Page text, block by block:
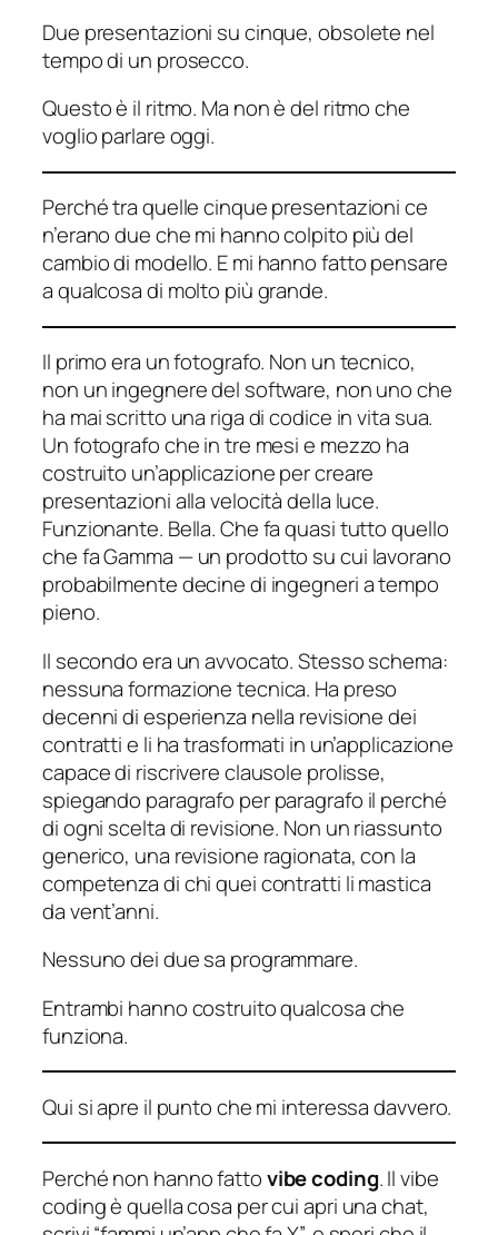
Due presentazioni su cinque, obsolete nel
tempo di un prosecco.
Questo è il ritmo. Ma non è del ritmo che
voglio parlare oggi.
Perché tra quelle cinque presentazioni ce
n’erano due che mi hanno colpito più del
cambio di modello. E mi hanno fatto pensare
a qualcosa di molto più grande.
Il primo era un fotografo. Non un tecnico,
non un ingegnere del software, non uno che
ha mai scritto una riga di codice in vita sua.
Un fotografo che in tre mesi e mezzo ha
costruito un’applicazione per creare
presentazioni alla velocità della luce.
Funzionante. Bella. Che fa quasi tutto quello
che fa Gamma — un prodotto su cui lavorano
probabilmente decine di ingegneri a tempo
pieno.
Il secondo era un avvocato. Stesso schema:
nessuna formazione tecnica. Ha preso
decenni di esperienza nella revisione dei
contratti e li ha trasformati in un’applicazione
capace di riscrivere clausole prolisse,
spiegando paragrafo per paragrafo il perché
di ogni scelta di revisione. Non un riassunto
generico, una revisione ragionata, con la
competenza di chi quei contratti li mastica
da vent’anni.
Nessuno dei due sa programmare.
Entrambi hanno costruito qualcosa che
funziona.
Qui si apre il punto che mi interessa davvero.
Perché non hanno fattovibe coding.Il vibe
coding è quella cosa per cui apri una chat,